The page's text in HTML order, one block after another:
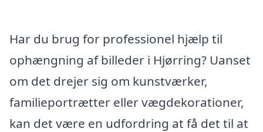
Har du brug for professionel hjælp til
ophængning af billeder i Hjørring? Uanset
om det drejer sig om kunstværker,
familieportrætter eller vægdekorationer,
kan det være en udfordring at få det til at